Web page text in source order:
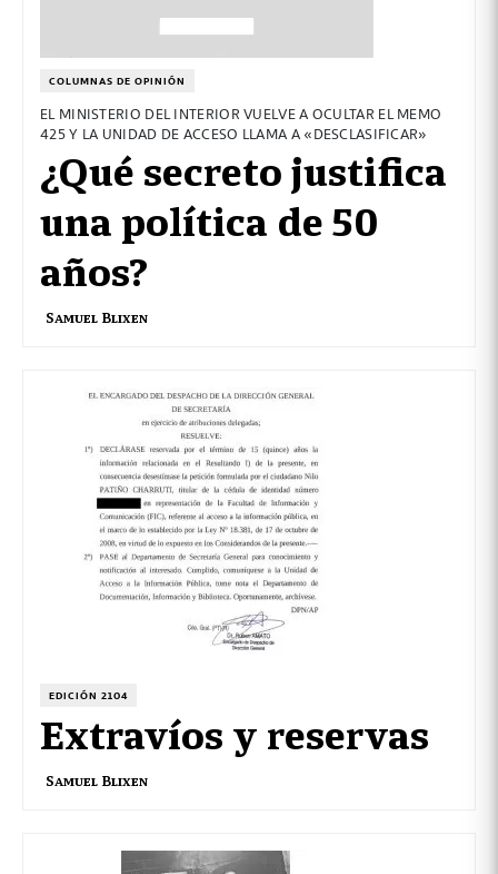
COLUMNAS DE OPINIÓN
EL MINISTERIO DEL INTERIOR VUELVE A OCULTAR EL MEMO
425 Y LA UNIDAD DE ACCESO LLAMA A «DESCLASIFICAR»
¿Qué secreto justifica
una política de 50
años?
Samuel Blixen
EDICIÓN 2104
Extravíos y reservas
Samuel Blixen